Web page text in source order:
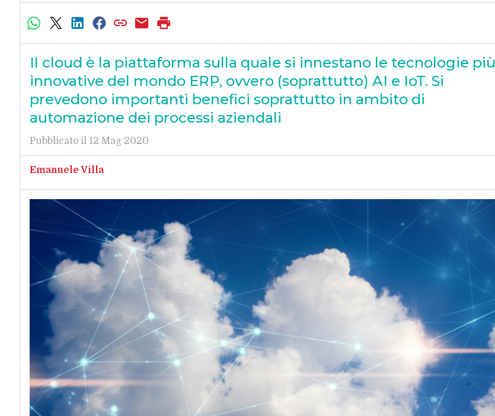
Il cloud è la piattaforma sulla quale si innestano le tecnologie più
innovative del mondo ERP, ovvero (soprattutto) AI e IoT. Si
prevedono importanti benefici soprattutto in ambito di
automazione dei processi aziendali
Pubblicato il 12 Mag 2020
Emanuele Villa